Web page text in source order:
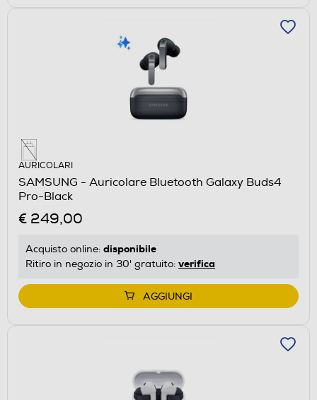
AURICOLARI
SAMSUNG - Auricolare Bluetooth Galaxy Buds4
Pro-Black
€ 249,00
Acquisto online: disponibile
Ritiro in negozio in 30' gratuito: verifica
AGGIUNGI